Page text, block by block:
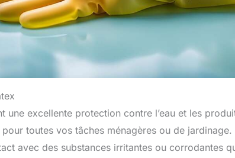
une excellente protection contre l’eau et les
toutes vos tâches ménagères ou de jardinage.
avec des substances irritantes ou corrodantes